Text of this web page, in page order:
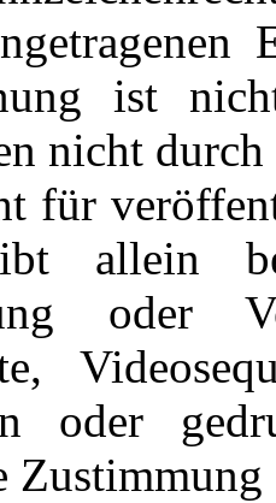
ist
nicht
für
allein
oder
oder